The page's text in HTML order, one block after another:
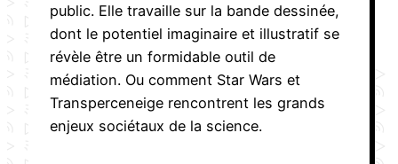
public. Elle travaille sur la bande dessinée,
dont le potentiel imaginaire et illustratif se
révèle être un formidable outil de
médiation. Ou comment Star Wars et
Transperceneige rencontrent les grands
enjeux sociétaux de la science.